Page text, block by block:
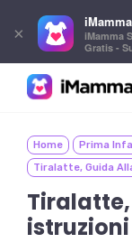
content
Home Prima
Tiralatte, Guida
istruzioni
×
iMamma
iMamma
Gratis -